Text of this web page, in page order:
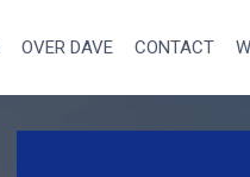
OVER DAVE CONTACT